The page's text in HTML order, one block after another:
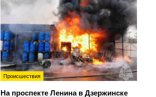
Происшествия
На проспекте Ленина в Дзержинске